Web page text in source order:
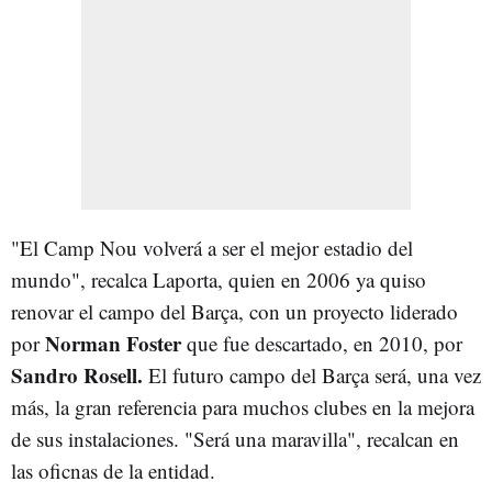
"El Camp Nou volverá a ser el mejor estadio del
mundo", recalca Laporta, quien en 2006 ya quiso
renovar el campo del Barça, con un proyecto liderado
porNorman Fosterque fue descartado, en 2010, por
Sandro Rosell. El futuro campo del Barça será, una vez
más, la gran referencia para muchos clubes en la mejora
de sus instalaciones. "Será una maravilla", recalcan en
las oficnas de la entidad.